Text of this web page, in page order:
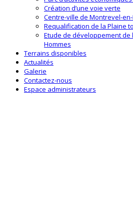
Création d’une voie verte
Centre-ville de Montrevel-en-
Requalification de la Plaine
Etude de développement de
Hommes
Terrains disponibles
Actualités
Galerie
Contactez-nous
Espace administrateurs